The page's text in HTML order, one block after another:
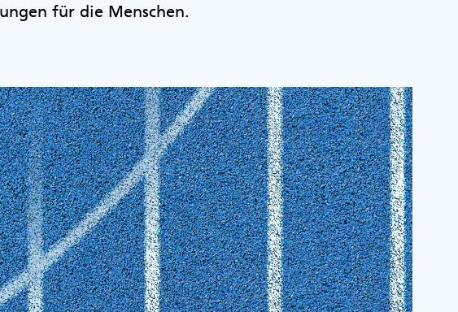
für die Menschen.